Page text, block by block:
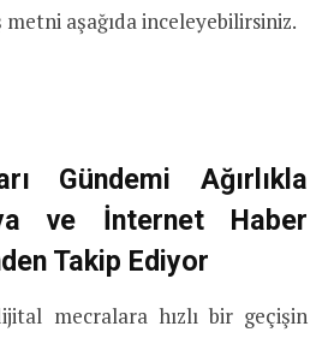
aşağıda inceleyebilirsiniz.
Gündemi Ağırlıkla
ve İnternet Haber
Takip Ediyor
mecralara hızlı bir geçişin